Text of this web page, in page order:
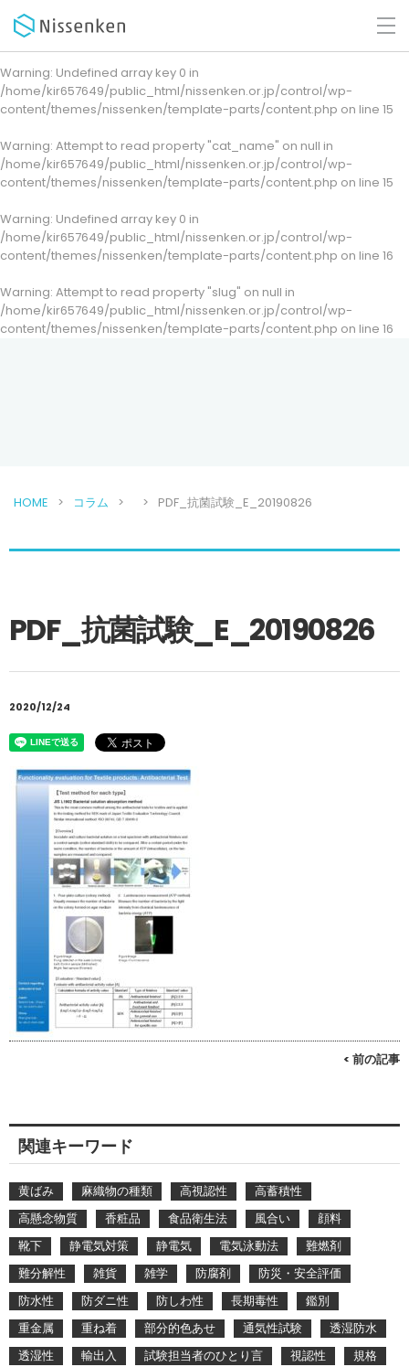
Warning: Undefined array key 0 in
/home/kir657649/public_html/nissenken.or.jp/control/wp-
content/themes/nissenken/template-parts/content.php on line 15
Warning: Attempt to read property "cat_name" on null in
/home/kir657649/public_html/nissenken.or.jp/control/wp-
content/themes/nissenken/template-parts/content.php on line 15
Warning: Undefined array key 0 in
/home/kir657649/public_html/nissenken.or.jp/control/wp-
content/themes/nissenken/template-parts/content.php on line 16
Warning: Attempt to read property "slug" on null in
/home/kir657649/public_html/nissenken.or.jp/control/wp-
content/themes/nissenken/template-parts/content.php on line 16
HOME コラム PDF_抗菌試験_E_20190826
PDF_抗菌試験_E_20190826
2020/12/24
< 前の記事
関連キーワード
黄ばみ 麻織物の種類 高視認性
高蓄積性
高懸念物質
香粧品 食品衛生法 風合い
顔料
靴下
静電気対策 静電気 電気泳動法
難燃剤
難分解性
雑貨 雑学 防腐剤
防災・安全評価
防水性
防ダニ性 防しわ性 長期毒性
鑑別
重金属
重ね着 部分的色あせ 通気性試験
透湿防水
透湿性
輸出入 試験担当者のひとり言 視認性
規格